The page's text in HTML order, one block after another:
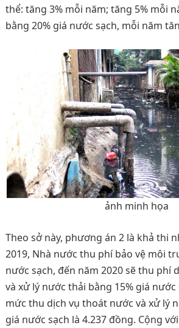
thể: tăng 3% mỗi năm; tăng 5% mỗi
bằng 20% giá nước sạch, mỗi năm
ảnh minh họa
Theo sở này, phương án 2 là khả thi
2019, Nhà nước thu phí bảo vệ môi
nước sạch, đến năm 2020 sẽ thu phí
và xử lý nước thải bằng 15% giá nước
mức thu dịch vụ thoát nước và xử lý
giá nước sạch là 4.237 đồng. Cộng